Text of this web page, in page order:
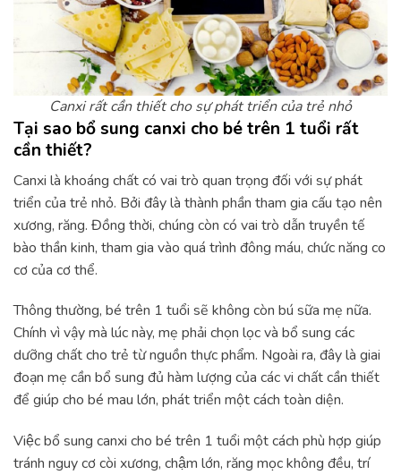
Canxi rất cần thiết cho sự phát triển của trẻ nhỏ
Tại sao bổ sung canxi cho bé trên 1 tuổi rất
cần thiết?
Canxi là khoáng chất có vai trò quan trọng đối với sự phát
triển của trẻ nhỏ. Bởi đây là thành phần tham gia cấu tạo nên
xương, răng. Đồng thời, chúng còn có vai trò dẫn truyền tế
bào thần kinh, tham gia vào quá trình đông máu, chức năng co
cơ của cơ thể.
Thông thường, bé trên 1 tuổi sẽ không còn bú sữa mẹ nữa.
Chính vì vậy mà lúc này, mẹ phải chọn lọc và bổ sung các
dưỡng chất cho trẻ từ nguồn thực phẩm. Ngoài ra, đây là giai
đoạn mẹ cần bổ sung đủ hàm lượng của các vi chất cần thiết
để giúp cho bé mau lớn, phát triển một cách toàn diện.
Việc bổ sung canxi cho bé trên 1 tuổi một cách phù hợp giúp
tránh nguy cơ còi xương, chậm lớn, răng mọc không đều, trí